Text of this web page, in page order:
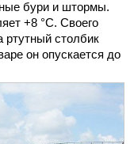
бури и штормы.
+8 °C. Своего
ртутный столбик
он опускается до